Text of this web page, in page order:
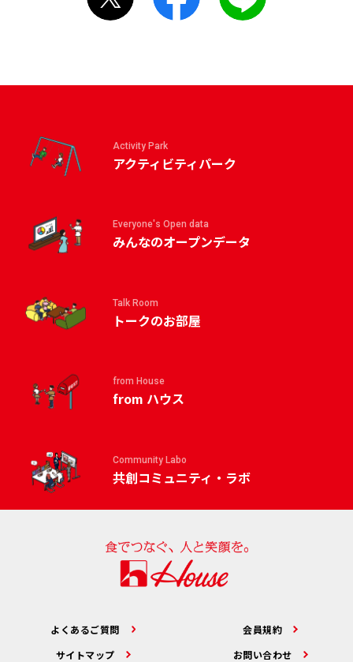
Activity Park
アクティビティパーク
Everyone's Open data
みんなのオープンデータ
Talk Room
トークのお部屋
from House
from ハウス
Community Labo
共創コミュニティ・ラボ
よくあるご質問
会員規約
サイトマップ
お問い合わせ